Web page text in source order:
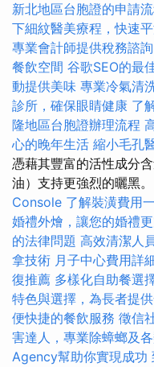
新北地區台胞證的申請
下細紋醫美療程，快速
專業會計師提供稅務諮詢
餐飲空間 谷歌SEO的最
動提供美味 專業冷氣清
診所，確保眼睛健康 了
隆地區台胞證辦理流程
心的晚年生活 縮小毛孔
憑藉其豐富的活性成分
油）支持更強烈的曬黑。
Console 了解裝潢費用
婚禮外燴，讓您的婚禮
的法律問題 高效清潔人
拿技術 月子中心費用詳
復推薦 多樣化自助餐選
特色與選擇，為長者提
便快捷的餐飲服務 徵信
害達人，專業除蟑螂及
Agency幫助你實現成功